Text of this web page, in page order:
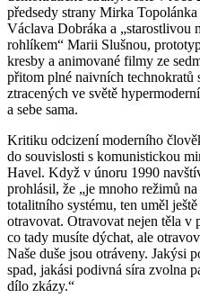
předsedy strany Mirka
Václava Dobráka a „starostlivou
rohlíkem“ Marii Slušnou,
kresby a animované filmy ze
přitom plné naivních technokratů
ztracených ve světě
a sebe sama.
Kritiku odcizení moderního
do souvislosti s komunistickou
Havel. Když v únoru 1990
prohlásil, že „je mnoho režimů
totalitního systému, ten uměl
otravovat. Otravovat nejen těla v
co tady musíte dýchat, ale
Naše duše jsou otráveny. Jakýsi
spad, jakási podivná síra zvolna
dílo zkázy.“